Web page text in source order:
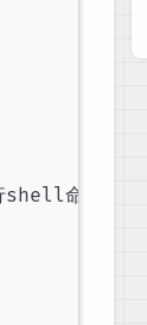
命令